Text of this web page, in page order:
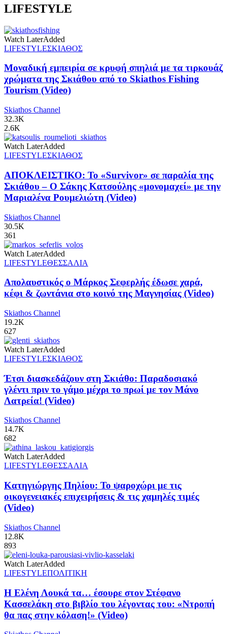
LIFESTYLE
Watch LaterAdded
LIFESTYLEΣΚΙΑΘΟΣ
Μοναδική εμπειρία σε κρυφή σπηλιά με τα τιρκουάζ
χρώματα της Σκιάθου από το Skiathos Fishing
Tourism (Video)
Skiathos Channel
32.3K
2.6K
Watch LaterAdded
LIFESTYLEΣΚΙΑΘΟΣ
ΑΠΟΚΛΕΙΣΤΙΚΟ: Το «Survivor» σε παραλία της
Σκιάθου – Ο Σάκης Κατσούλης «μονομαχεί» με την
Μαριαλένα Ρουμελιώτη (Video)
Skiathos Channel
30.5K
361
Watch LaterAdded
LIFESTYLEΘΕΣΣΑΛΙΑ
Απολαυστικός ο Μάρκος Σεφερλής έδωσε χαρά,
κέφι & ζωντάνια στο κοινό της Μαγνησίας (Video)
Skiathos Channel
19.2K
627
Watch LaterAdded
LIFESTYLEΣΚΙΑΘΟΣ
Έτσι διασκεδάζουν στη Σκιάθο: Παραδοσιακό
γλέντι πριν το γάμο μέχρι το πρωί με τον Μάνο
Λατρεία! (Video)
Skiathos Channel
14.7K
682
Watch LaterAdded
LIFESTYLEΘΕΣΣΑΛΙΑ
Κατηγιώργης Πηλίου: Το ψαροχώρι με τις
οικογενειακές επιχειρήσεις & τις χαμηλές τιμές
(Video)
Skiathos Channel
12.8K
893
Watch LaterAdded
LIFESTYLEΠΟΛΙΤΙΚΗ
Η Ελένη Λουκά τα… έσουρε στον Στέφανο
Κασσελάκη στο βιβλίο του λέγοντας του: «Ντροπή
θα πας στην κόλαση!» (Video)